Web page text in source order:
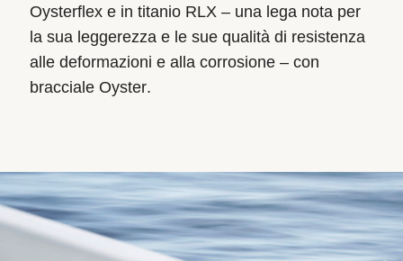
Oysterflex e in titanio RLX – una lega nota per
la sua leggerezza e le sue qualità di resistenza
alle deformazioni e alla corrosione – con
bracciale Oyster.